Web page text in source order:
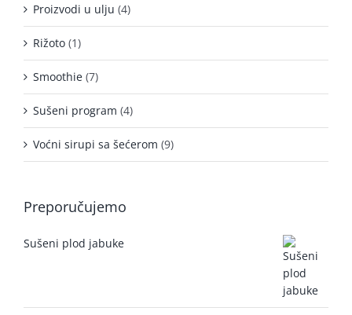
Proizvodi u ulju (4)
Rižoto (1)
Smoothie (7)
Sušeni program (4)
Voćni sirupi sa šećerom (9)
Preporučujemo
Sušeni plod jabuke